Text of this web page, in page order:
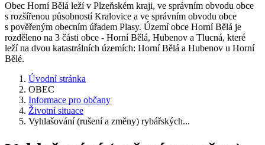
Obec Horní Bělá leží v Plzeňském kraji, ve správním obvodu obce
s rozšířenou působností Kralovice a ve správním obvodu obce
s pověřeným obecním úřadem Plasy. Území obce Horní Bělá je
rozděleno na 3 části obce - Horní Bělá, Hubenov a Tlucná, které
leží na dvou katastrálních územích: Horní Bělá a Hubenov u Horní
Bělé.
Úvodní stránka
OBEC
Informace pro občany
Životní situace
Vyhlašování (rušení a změny) rybářských...